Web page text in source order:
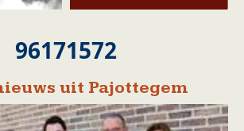
96171572
uit Pajottegem